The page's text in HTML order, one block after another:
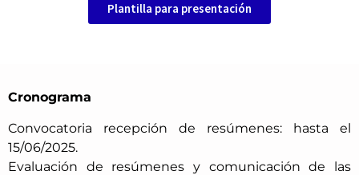
Plantilla para presentación
Cronograma
Convocatoria recepción de resúmenes: hasta el
15/06/2025.
Evaluación de resúmenes y comunicación de las